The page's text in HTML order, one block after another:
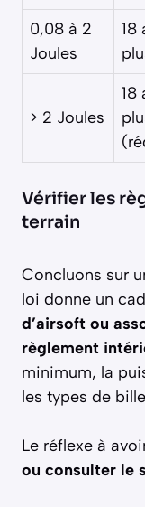
0,08 à 2
Joules
18
> 2 Joules
18
Vérifier les
terrain
Concluons sur
loi donne un
d’airsoft ou
règlement
minimum, la
les types de
Le réflexe à
ou consulter le